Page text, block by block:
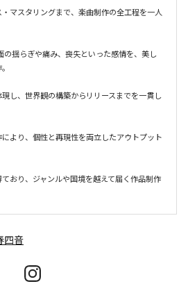
マスタリングまで、楽曲制作の全工程を一人
の揺らぎや痛み、喪失といった感情を、美し
し、世界観の構築からリリースまでを一貫し
より、個性と再現性を両立したアウトプット
おり、ジャンルや国境を越えて届く作品制作
四音